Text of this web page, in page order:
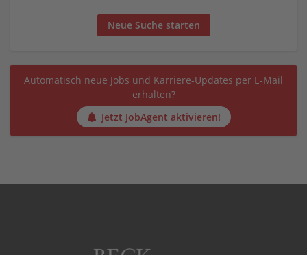
Neue Suche starten
Automatisch neue Jobs und Karriere-Updates per E-Mail
erhalten?
Jetzt JobAgent aktivieren!